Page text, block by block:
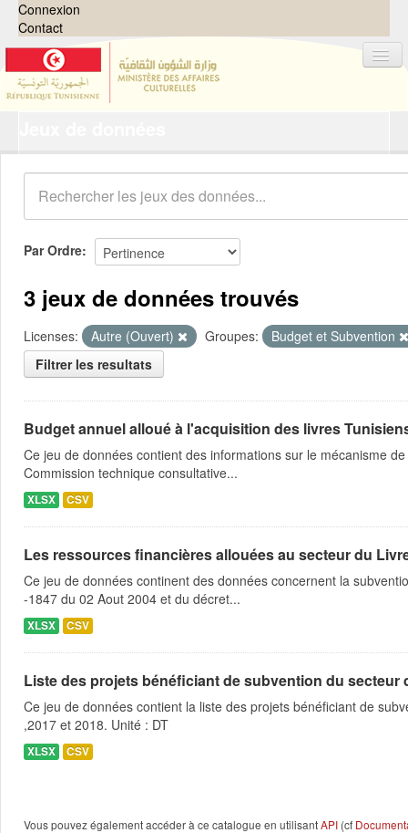
Connexion
Contact
Organisations
Groupes
Demandes 0
À propos
Par Ordre
3 jeux de données trouvés
Licenses: Autre (Ouvert) Groupes:
Budget et Subvention
Filtrer les resultats
Budget annuel alloué à l'acquisition des livres
Ce jeu de données contient des informations sur le mécanisme
Commission technique consultative...
XLSX CSV
Les ressources financières allouées au secteur du
Ce jeu de données continent des données concernent la
-1847 du 02 Aout 2004 et du décret...
XLSX CSV
Liste des projets bénéficiant de subvention du secteur
Ce jeu de données contient la liste des projets bénéficiant de
,2017 et 2018. Unité : DT
XLSX CSV
Vous pouvez également accéder à ce catalogue en utilisantAPI (cf